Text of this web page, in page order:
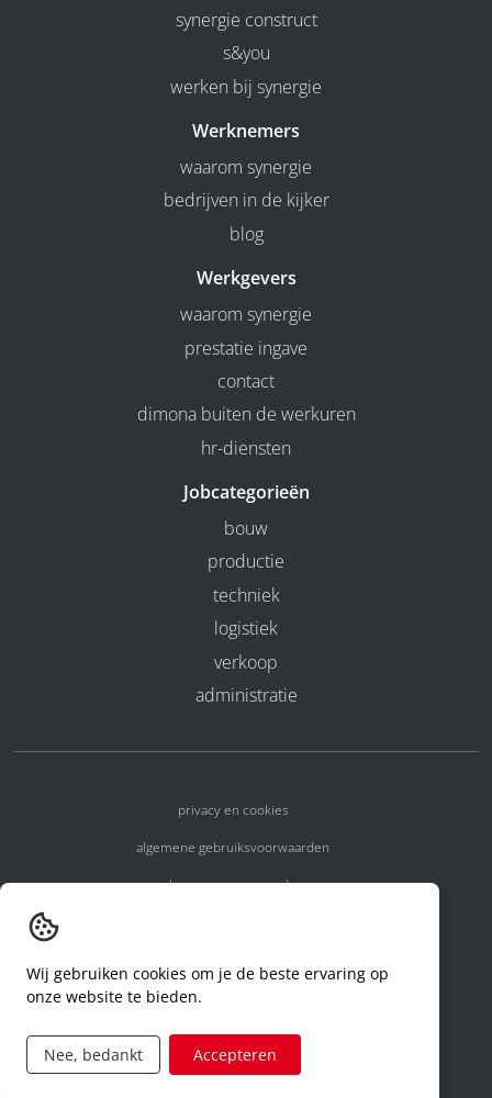
synergie construct
s&you
werken bij synergie
Werknemers
waarom synergie
bedrijven in de kijker
blog
Werkgevers
waarom synergie
prestatie ingave
contact
dimona buiten de werkuren
hr-diensten
Jobcategorieën
bouw
productie
techniek
logistiek
verkoop
administratie
privacy en cookies
algemene gebruiksvoorwaarden
algemene voorwaarden
code of conduct
aanvraag rechten ivm privacy
Wij gebruiken cookies om je de beste ervaring op
onze website te bieden.
Nee, bedankt Accepteren